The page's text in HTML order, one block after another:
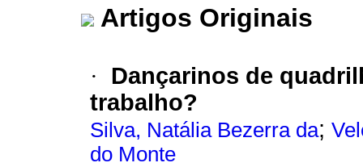
Artigos Originais
·
Dançarinos de
trabalho?
Silva, Natália Bezerra da;
do Monte